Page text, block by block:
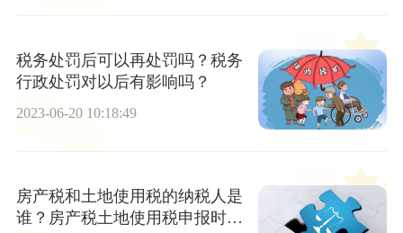
税务处罚后可以再处罚吗？税务
行政处罚对以后有影响吗？
2023-06-20 10:18:49
房产税和土地使用税的纳税人是
谁？房产税土地使用税申报时间